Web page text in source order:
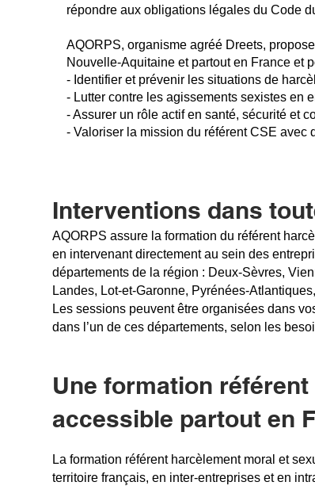
répondre aux obligations légales du Code
AQORPS, organisme agréé Dreets,
Nouvelle-Aquitaine et partout en France et
- Identifier et prévenir les situations de
- Lutter contre les agissements sexistes en
- Assurer un rôle actif en santé, sécurité et
- Valoriser la mission du référent CSE avec
Interventions dans
AQORPS assure la formation du référent
en intervenant directement au sein des
départements de la région : Deux‑Sèvres,
Landes, Lot‑et‑Garonne,
Les sessions peuvent être organisées dans
dans l’un de ces départements, selon les
Une formation
accessible partout en
La formation référent harcèlement moral et
territoire français, en inter‑entreprises et en